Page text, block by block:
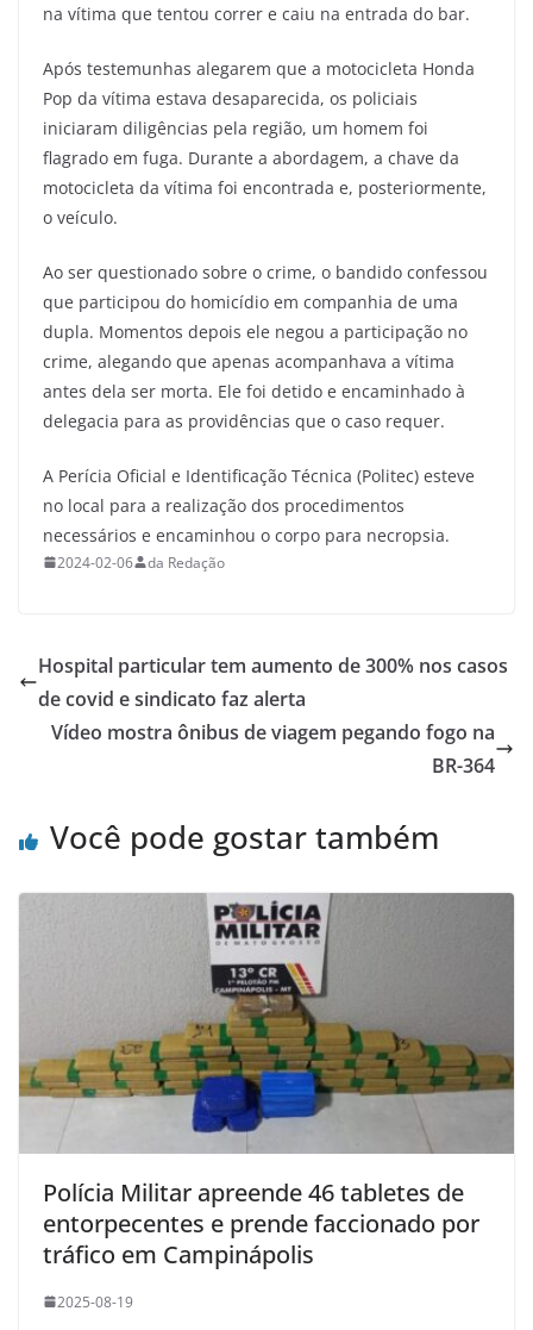
na vítima que tentou correr e caiu na entrada do bar.
Após testemunhas alegarem que a motocicleta Honda
Pop da vítima estava desaparecida, os policiais
iniciaram diligências pela região, um homem foi
flagrado em fuga. Durante a abordagem, a chave da
motocicleta da vítima foi encontrada e, posteriormente,
o veículo.
Ao ser questionado sobre o crime, o bandido confessou
que participou do homicídio em companhia de uma
dupla. Momentos depois ele negou a participação no
crime, alegando que apenas acompanhava a vítima
antes dela ser morta. Ele foi detido e encaminhado à
delegacia para as providências que o caso requer.
A Perícia Oficial e Identificação Técnica (Politec) esteve
no local para a realização dos procedimentos
necessários e encaminhou o corpo para necropsia.
2024-02-06 da Redação
Hospital particular tem aumento de 300% nos casos
de covid e sindicato faz alerta
Vídeo mostra ônibus de viagem pegando fogo na
BR-364
Você pode gostar também
Polícia Militar apreende 46 tabletes de
entorpecentes e prende faccionado por
tráfico em Campinápolis
2025-08-19